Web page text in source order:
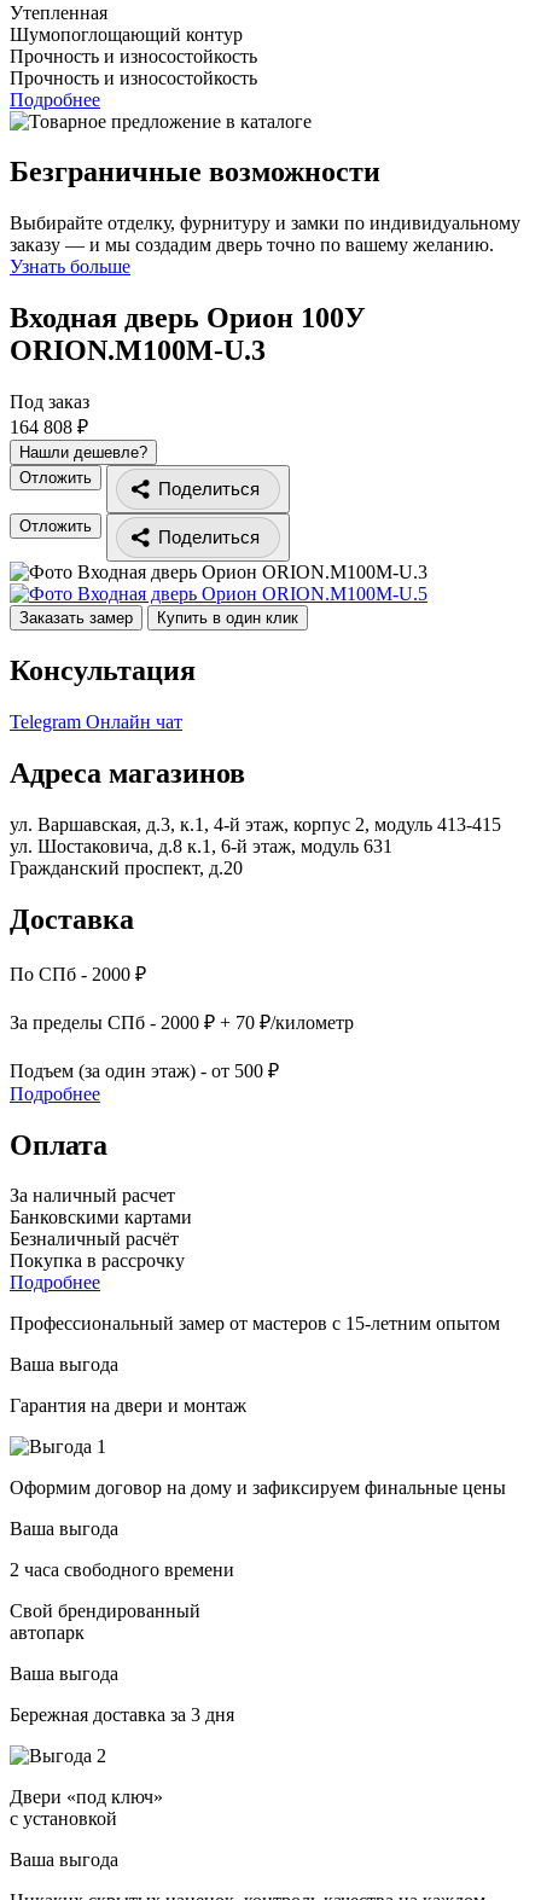
Утепленная
Шумопоглощающий контур
Прочность и износостойкость
Прочность и износостойкость
Подробнее
Безграничные возможности
Выбирайте отделку, фурнитуру и замки по индивидуальному
заказу — и мы создадим дверь точно по вашему желанию.
Узнать больше
Входная дверь Орион 100У
ORION.M100M-U.3
Под заказ
164 808 ₽
Нашли дешевле?
Отложить
Поделиться
Отложить
Поделиться
Заказать замер Купить в один клик
Консультация
Telegram Онлайн чат
Адреса магазинов
ул. Варшавская, д.3, к.1, 4-й этаж, корпус 2, модуль 413-415
ул. Шостаковича, д.8 к.1, 6-й этаж, модуль 631
Гражданский проспект, д.20
Доставка
По СПб - 2000 ₽
За пределы СПб - 2000 ₽ + 70 ₽/километр
Подъем (за один этаж) - от 500 ₽
Подробнее
Оплата
За наличный расчет
Банковскими картами
Безналичный расчёт
Покупка в рассрочку
Подробнее
Профессиональный замер от мастеров с 15-летним опытом
Ваша выгода
Гарантия на двери и монтаж
Оформим договор на дому и зафиксируем финальные цены
Ваша выгода
2 часа свободного времени
Свой брендированный
автопарк
Ваша выгода
Бережная доставка за 3 дня
Двери «под ключ»
с установкой
Ваша выгода